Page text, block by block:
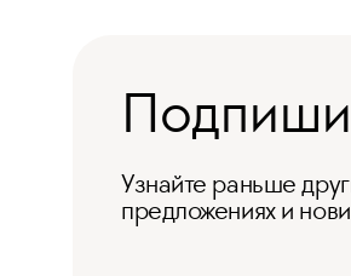
Узнайте раньше
предложениях и